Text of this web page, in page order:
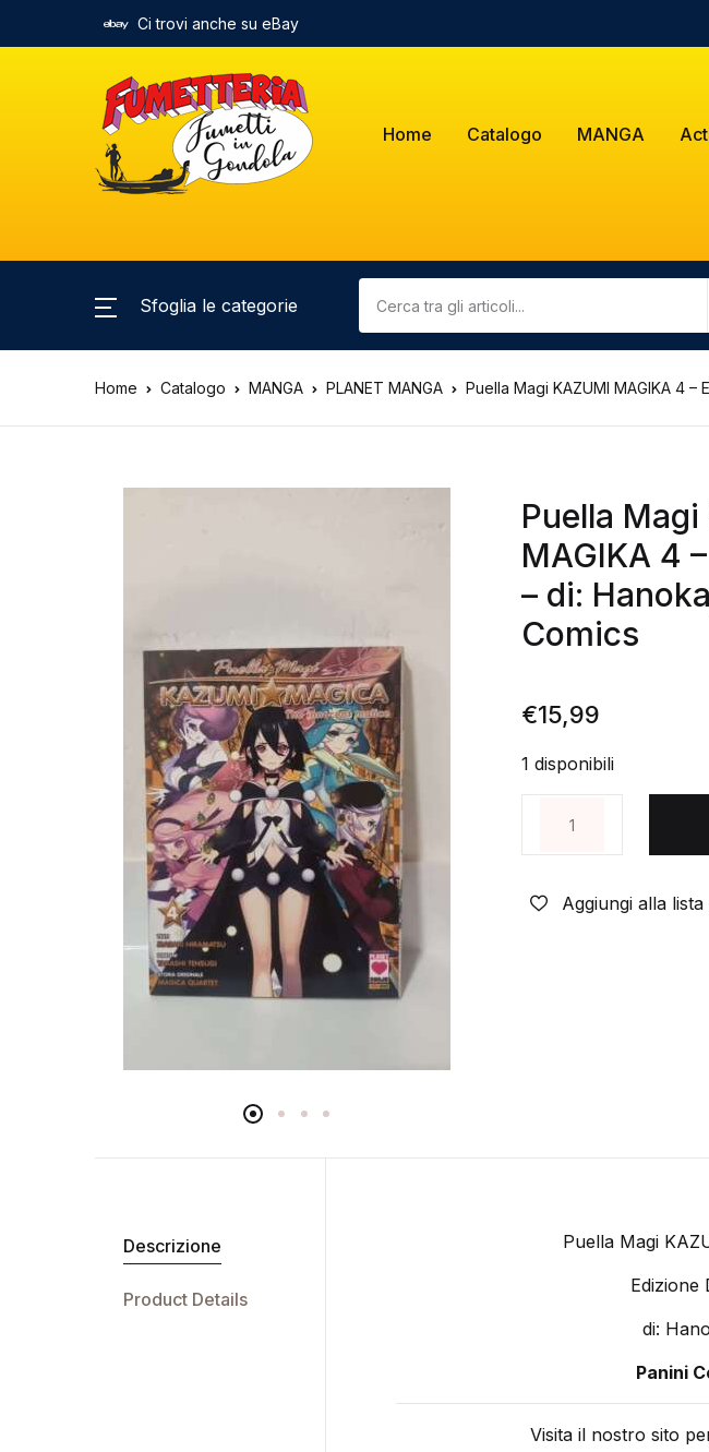
Ci trovi anche su eBay
Home Catalogo MANGA
Sfoglia le categorie
Home Catalogo MANGA PLANET MANGA Puella Magi KAZUMI MAGIKA 4
Puella Magi
MAGIKA 4
– di:
Comics
€15,99
1 disponibili
Aggiungi alla lista
Descrizione
Product Details
Puella Magi
Edizione
di:
Panini
Visita il nostro sito